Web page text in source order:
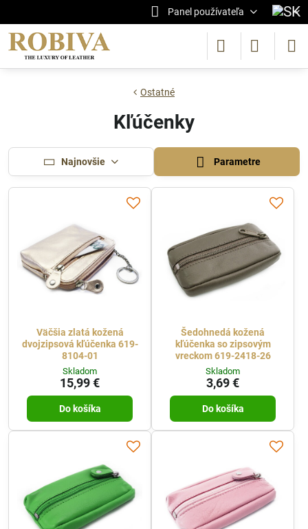
Panel používateľa
Ostatné
Kľúčenky
Najnovšie Parametre
Väčšia zlatá kožená
dvojzipsová kľúčenka 619-
8104-01
Skladom
15,99 €
Do košíka
Šedohnedá kožená
kľúčenka so zipsovým
vreckom 619-2418-26
Skladom
3,69 €
Do košíka